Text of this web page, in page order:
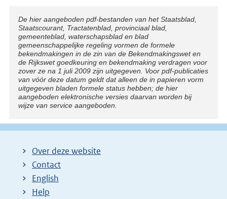
Disclaimer
De hier aangeboden pdf-bestanden van het Staatsblad,
Staatscourant, Tractatenblad, provinciaal blad,
gemeenteblad, waterschapsblad en blad
gemeenschappelijke regeling vormen de formele
bekendmakingen in de zin van de Bekendmakingswet en
de Rijkswet goedkeuring en bekendmaking verdragen voor
zover ze na 1 juli 2009 zijn uitgegeven. Voor pdf-publicaties
van vóór deze datum geldt dat alleen de in papieren vorm
uitgegeven bladen formele status hebben; de hier
aangeboden elektronische versies daarvan worden bij
wijze van service aangeboden.
Over deze website
Contact
English
Help